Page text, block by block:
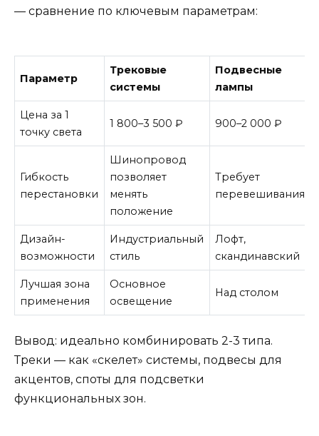
— сравнение по ключевым параметрам:
Параметр
Трековые
системы
Подвесные
лампы
Цена за 1
точку света
1 800–3 500 ₽ 900–2 000 ₽
Гибкость
перестановки
Шинопровод
позволяет
менять
положение
Требует
перевешивания
Дизайн-
возможности
Индустриальный
стиль
Лофт,
скандинавский
Лучшая зона
применения
Основное
освещение
Над столом
Вывод: идеально комбинировать 2-3 типа.
Треки — как «скелет» системы, подвесы для
акцентов, споты для подсветки
функциональных зон.